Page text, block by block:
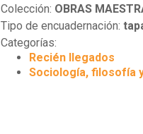
Colección: OBRAS MAESTRAS
Tipo de encuadernación:
Categorías:
Recién llegados
Sociología, filosofía